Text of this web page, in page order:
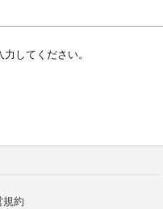
してください。
規約